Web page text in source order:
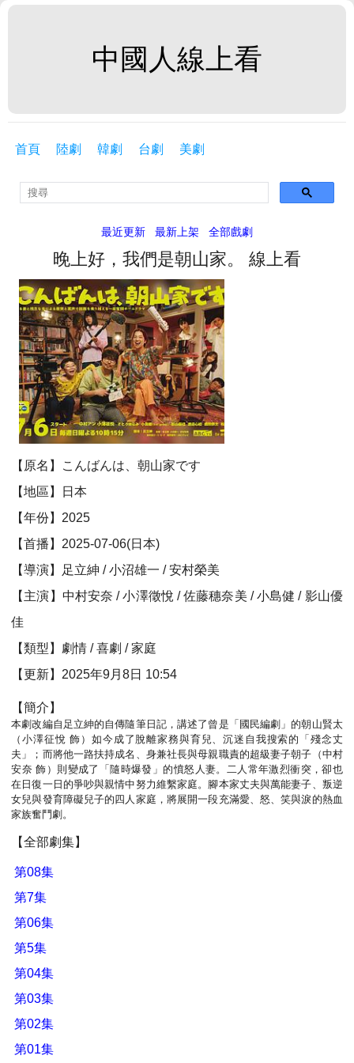
中國人線上看
首頁 陸劇 韓劇 台劇 美劇
最近更新 最新上架 全部戲劇
晚上好，我們是朝山家。 線上看
【原名】こんばんは、朝山家です
【地區】日本
【年份】2025
【首播】2025-07-06(日本)
【導演】足立紳 / 小沼雄一 / 安村榮美
【主演】中村安奈 / 小澤徵悅 / 佐藤穗奈美 / 小島健 / 影山優
佳
【類型】劇情 / 喜劇 / 家庭
【更新】2025年9月8日 10:54
【簡介】
本劇改編自足立紳的自傳隨筆日記，講述了曾是「國民編劇」的朝山賢太
（小澤征悅 飾）如今成了脫離家務與育兒、沉迷自我搜索的「殘念丈
夫」；而將他一路扶持成名、身兼社長與母親職責的超級妻子朝子（中村
安奈 飾）則變成了「隨時爆發」的憤怒人妻。二人常年激烈衝突，卻也
在日復一日的爭吵與親情中努力維繫家庭。腳本家丈夫與萬能妻子、叛逆
女兒與發育障礙兒子的四人家庭，將展開一段充滿愛、怒、笑與淚的熱血
家族奮鬥劇。
【全部劇集】
第08集
第7集
第06集
第5集
第04集
第03集
第02集
第01集